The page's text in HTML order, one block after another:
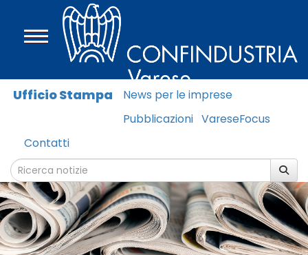
Ufficio Stampa
News per le imprese
Pubblicazioni VareseFocus
Contatti